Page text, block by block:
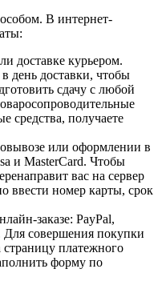
В интернет-
доставке курьером.
день доставки, чтобы
сдачу с любой
средства, получаете
или оформлении в
и MasterCard. Чтобы
вас на сервер
ввести номер карты, срок
заказе: PayPal,
совершения покупки
страницу платежного
форму по